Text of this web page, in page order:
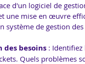
d'un logiciel de
une mise en œuvre
système de gestion
des besoins : Identifiez
Quels problèmes